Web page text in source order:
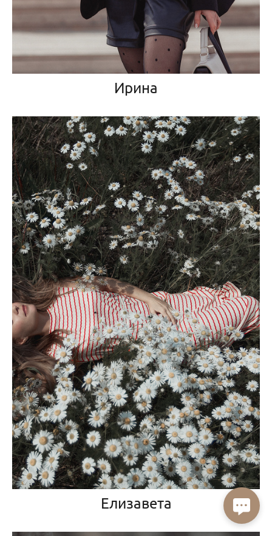
Ирина
Елизавета